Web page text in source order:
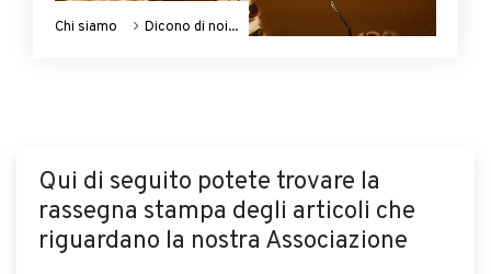
Chi siamo Dicono di noi...
Qui di seguito potete trovare la
rassegna stampa degli articoli che
riguardano la nostra Associazione